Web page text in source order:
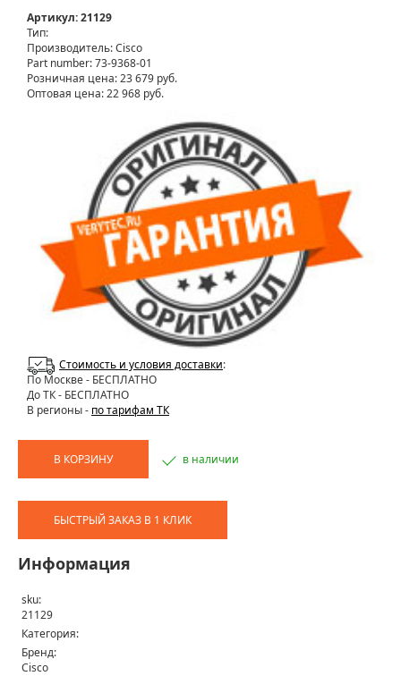
Артикул: 21129
Тип:
Производитель: Cisco
Part number: 73-9368-01
Розничная цена:23 679 руб.
Оптовая цена: 22 968 руб.
Стоимость и условия доставки:
По Москве- БЕСПЛАТНО
До ТК - БЕСПЛАТНО
В регионы - по тарифам ТК
В КОРЗИНУ в наличии
БЫСТРЫЙ ЗАКАЗ В 1 КЛИК
Информация
sku:
21129
Категория:
Бренд:
Cisco